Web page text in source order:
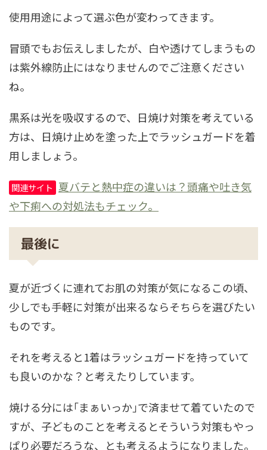
使用用途によって選ぶ色が変わってきます。
冒頭でもお伝えしましたが、白や透けてしまうもの
は紫外線防止にはなりませんのでご注意ください
ね。
黒系は光を吸収するので、日焼け対策を考えている
方は、日焼け止めを塗った上でラッシュガードを着
用しましょう。
関連サイト 夏バテと熱中症の違いは？頭痛や吐き気
や下痢への対処法もチェック。
最後に
夏が近づくに連れてお肌の対策が気になるこの頃、
少しでも手軽に対策が出来るならそちらを選びたい
ものです。
それを考えると1着はラッシュガードを持っていて
も良いのかな？と考えたりしています。
焼ける分には｢まぁいっか｣で済ませて着ていたので
すが、子どものことを考えるとそういう対策もやっ
ぱり必要だろうな、とも考えるようになりました。